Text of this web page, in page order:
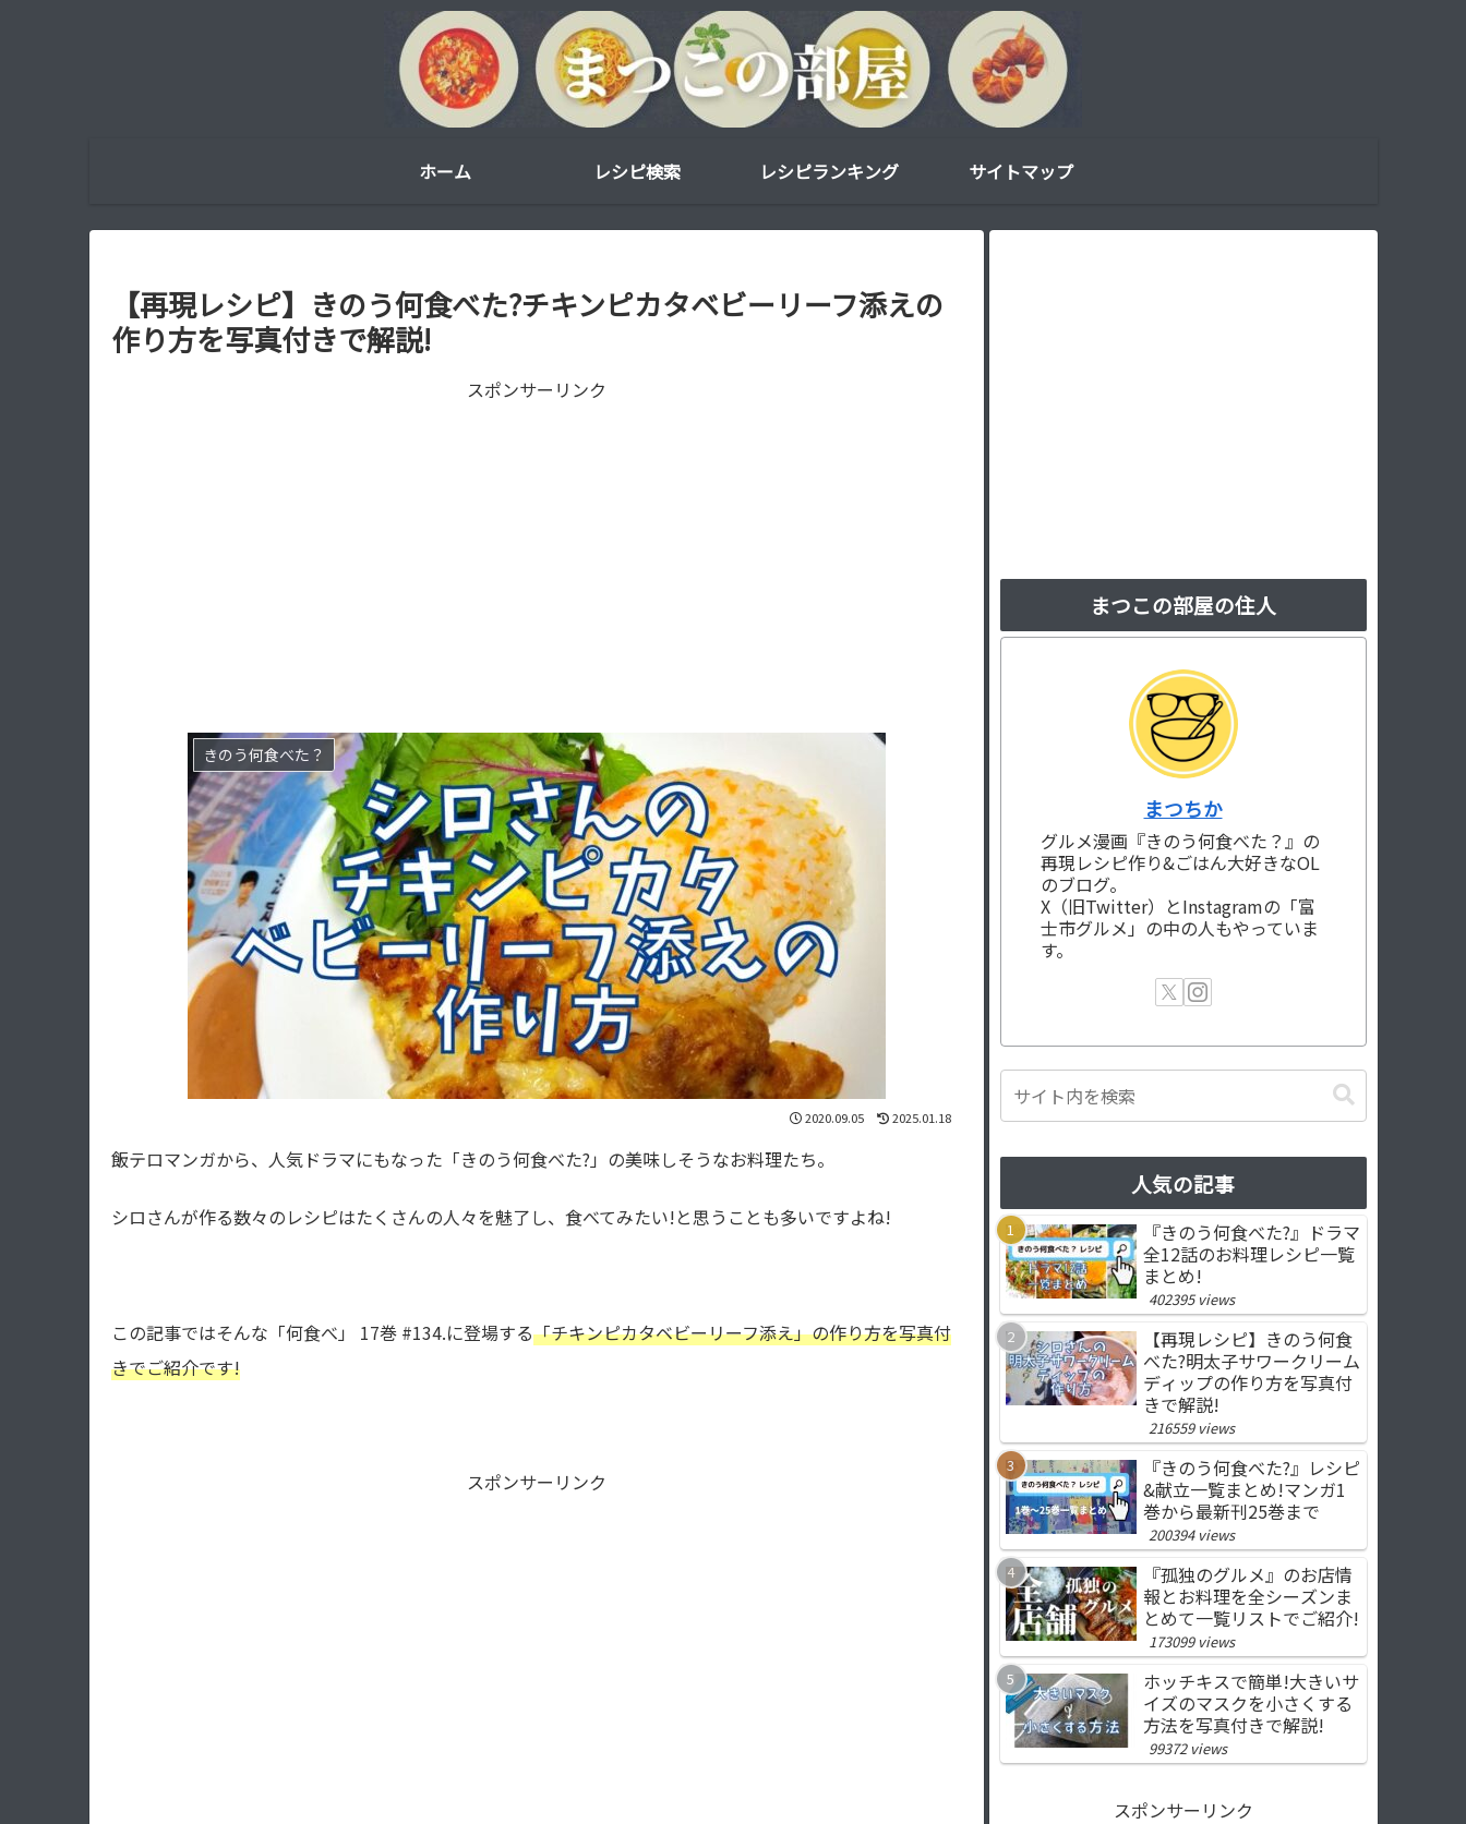
ホーム レシピ検索 レシピランキング サイトマップ
【再現レシピ】きのう何食べた?チキンピカタベビーリーフ添えの
作り方を写真付きで解説!
スポンサーリンク
きのう何食べた？
2020.09.05 2025.01.18
飯テロマンガから、人気ドラマにもなった「きのう何食べた?」の美味しそうなお料理たち。
シロさんが作る数々のレシピはたくさんの人々を魅了し、食べてみたい!と思うことも多いですよね!
この記事ではそんな「何食べ」 17巻 #134.に登場する「チキンピカタベビーリーフ添え」の作り方を写真付
きでご紹介です!
スポンサーリンク
まつこの部屋の住人
まつちか
グルメ漫画『きのう何食べた？』の
再現レシピ作り&ごはん大好きなOL
のブログ。
X（旧Twitter）とInstagramの「富
士市グルメ」の中の人もやっていま
す。
人気の記事
『きのう何食べた?』ドラマ
全12話のお料理レシピ一覧
まとめ!
402395 views
【再現レシピ】きのう何食
べた?明太子サワークリーム
ディップの作り方を写真付
きで解説!
216559 views
『きのう何食べた?』レシピ
&献立一覧まとめ!マンガ1
巻から最新刊25巻まで
200394 views
『孤独のグルメ』のお店情
報とお料理を全シーズンま
とめて一覧リストでご紹介!
173099 views
ホッチキスで簡単!大きいサ
イズのマスクを小さくする
方法を写真付きで解説!
99372 views
スポンサーリンク